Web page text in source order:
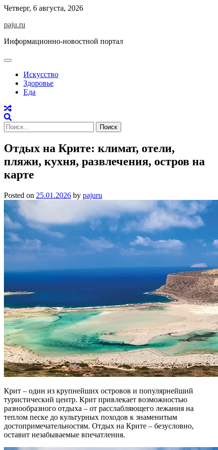
Skip
content
Четверг, 6 августа, 2026
paju.ru
Информационно-новостной портал
Искусство
Здоровье
Еда
Найти:
Отдых на Крите: климат, отели,
пляжи, кухня, развлечения, остров на
карте
Posted on 25.01.2026 by pajuru
Крит – один из крупнейших островов и популярнейший
туристический центр. Крит привлекает возможностью
разнообразного отдыха – от расслабляющего лежания на
теплом песке до культурных походов к знаменитым
достопримечательностям. Отдых на Крите – безусловно,
оставит незабываемые впечатления.